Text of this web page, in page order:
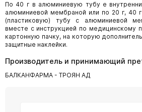
По 40 г в алюминиевую тубу е
алюминиевой мембраной или по 20 г, 40
(пластиковую) тубу с алюминиевой
вместе с инструкцией по
картонную пачку, на которую
защитные наклейки.
Производитель и принимающий
БАЛКАНФАРМА - ТРОЯН АД